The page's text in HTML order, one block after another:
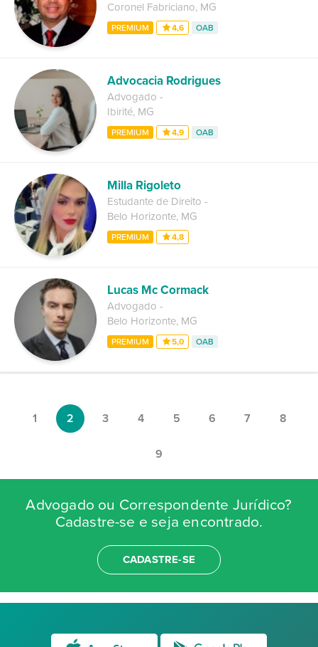
Coronel Fabriciano, MG
PREMIUM 4,6 OAB
Advocacia Rodrigues
Advogado -
Ibirité, MG
PREMIUM 4,9 OAB
Milla Rigoleto
Estudante de Direito -
Belo Horizonte, MG
PREMIUM 4,8
Lucas Mc Cormack
Advogado -
Belo Horizonte, MG
PREMIUM 5,0 OAB
1 2 3 4 5 6 7 8
9
Advogado ou Correspondente Jurídico?
Cadastre-se e seja encontrado.
CADASTRE-SE